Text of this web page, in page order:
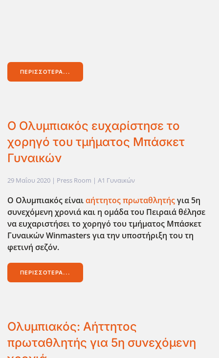
ΠΕΡΙΣΣΌΤΕΡΑ...
Ο Ολυμπιακός ευχαρίστησε το
χορηγό του τμήματος Μπάσκετ
Γυναικών
29 Μαΐου 2020 | Press Room | Α1 Γυναικών
Ο Ολυμπιακός είναιαήττητος πρωταθλητήςγια 5η
συνεχόμενη χρονιά και η ομάδα του Πειραιά θέλησε
να ευχαριστήσει το χορηγό του τμήματος Μπάσκετ
Γυναικών Winmasters για την υποστήριξη του τη
φετινή σεζόν.
ΠΕΡΙΣΣΌΤΕΡΑ...
Ολυμπιακός: Αήττητος
πρωταθλητής για 5η συνεχόμενη